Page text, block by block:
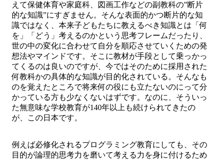
えて保健体育や家庭科、図画工作などの副教科の”断片
的な知識”にすぎません。そんな表面的かつ断片的な知
識ではなく、本来子どもたちに教えるべき知識とは「何
を」「どう」考えるのかという思考フレームだったり、
世の中の変化に合わせて自分を順応させていくための発
想法やマインドです。そこに教材が手段として乗っかっ
てくるのは良いのですが、今ではそのために採用された
何教科かの具体的な知識が目的化されている。そんなも
のを覚えたところで将来何の役にも立たないのにって分
かっている方も少なくないはずです。なのに、そういっ
た無意味な学校教育が140年以上も続けられてきたの
が、この日本です。
例えば必修化されるプログラミング教育にしても、その
目的が論理的思考力を磨いて考える力を身に付けるため